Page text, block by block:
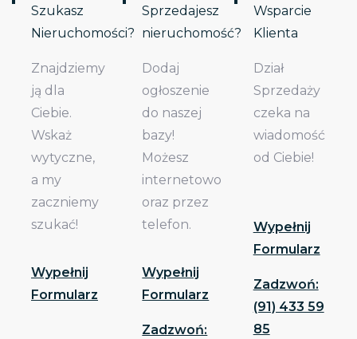
Szukasz
Nieruchomości?
Znajdziemy
ją dla
Ciebie.
Wskaż
wytyczne,
a my
zaczniemy
szukać!
Wypełnij
Formularz
Sprzedajesz
nieruchomość?
Dodaj
ogłoszenie
do naszej
bazy!
Możesz
internetowo
oraz przez
telefon.
Wypełnij
Formularz
Zadzwoń:
Wsparcie
Klienta
Dział
Sprzedaży
czeka na
wiadomość
od Ciebie!
Wypełnij
Formularz
Zadzwoń:
(91) 433 59
85